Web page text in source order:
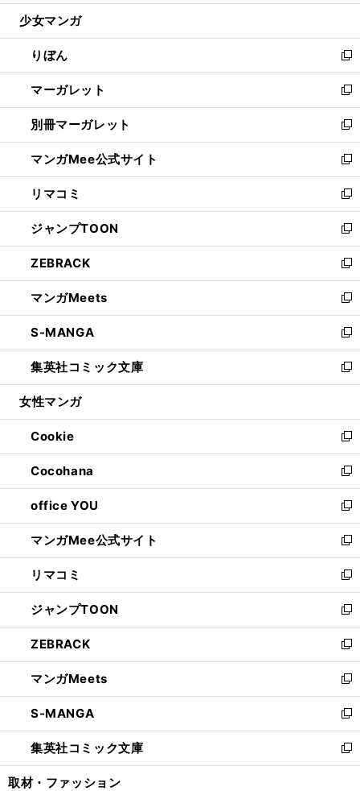
開
ウ
開
く
ン
ウ
で
開
く
ウ
ン
ド
ウ
で
開
く
し
ウ
ィ
ン
ド
ウ
で
開
く
少女マンガ
りぼん
新
し
い
ウ
ィ
ン
ド
ウ
で
開
く
マーガレット
新
し
い
ウ
ィ
ン
ド
ウ
で
開
く
別冊マーガレット
新
し
い
ウ
ィ
ン
ド
ウ
で
開
く
マンガMee公式サイト
新
し
い
ウ
ィ
ン
ド
ウ
で
開
く
リマコミ
新
し
い
ウ
ィ
ン
ド
ウ
で
開
く
ジャンプTOON
新
し
い
ウ
ィ
ン
ド
ウ
で
開
ZEBRACK
新
し
い
ウ
ィ
ン
ド
ウ
開
く
マンガMeets
新
し
い
ウ
ィ
ン
ウ
で
開
く
S-MANGA
新
し
い
ウ
ン
ド
ウ
で
開
く
集英社コミック文庫
新
し
ウ
ィ
ン
ド
ウ
で
開
く
女性マンガ
Cookie
新
し
い
ウ
ィ
ン
ド
ウ
で
開
く
Cocohana
新
し
い
ウ
ィ
ン
ド
ウ
で
開
く
office YOU
新
し
い
ウ
ィ
ン
ド
ウ
で
開
く
マンガMee公式サイト
新
し
い
ウ
ィ
ン
ド
ウ
で
開
く
リマコミ
新
し
い
ウ
ィ
ン
ド
ウ
で
開
く
ジャンプTOON
新
し
い
ウ
ィ
ン
ド
ウ
で
開
ZEBRACK
新
し
い
ウ
ィ
ン
ド
ウ
マンガMeets
新
し
い
ウ
ィ
ン
S-MANGA
新
し
い
ウ
集英社コミック文庫
新
し
取材・ファッション